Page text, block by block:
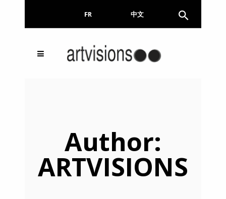
FR 中文
Author:
ARTVISIONS
Inscrivez-vous à notre
En continuant, vous acceptez de nous communiquer
votre adresse email pour l’envoi de la Newsletter. En
aucun cas elle ne sera transmise à un tiers.